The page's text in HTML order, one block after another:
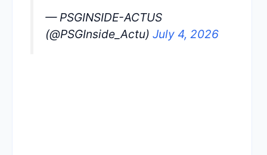
— PSGINSIDE-ACTUS
(@PSGInside_Actu) July 4, 2026